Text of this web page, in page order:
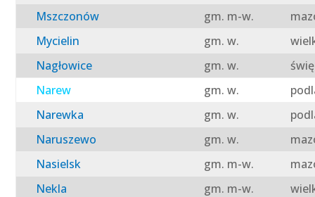
Mszczonów
gm. m-w.
Mycielin
gm. w.
Nagłowice
gm. w.
Narew
gm. w.
Narewka
gm. w.
Naruszewo
gm. w.
Nasielsk
gm. m-w.
Nekla
gm. m-w.